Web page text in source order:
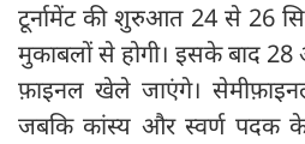
टूर्नामेंट की शुरुआत 24 से 26
मुकाबलों से होगी। इसके बाद 28
फ़ाइनल खेले जाएंगे।
जबकि कांस्य और स्वर्ण पदक